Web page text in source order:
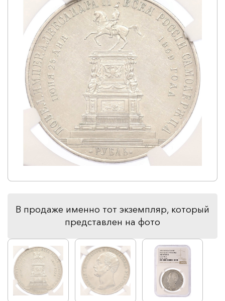
В продаже именно тот экземпляр, который
представлен на фото